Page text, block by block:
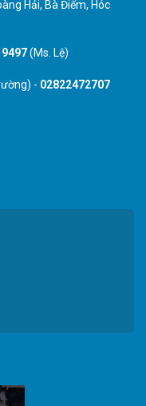
Hải, Bà Điểm, Hóc
9497(Ms. Lệ)
- 02822472707